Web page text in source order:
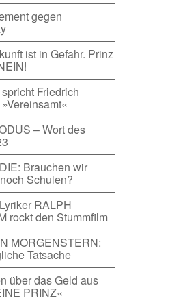
gegen
ist in Gefahr. Prinz
Friedrich
– Wort des
Brauchen wir
Schulen?
RALPH
rockt den Stummfilm
MORGENSTERN:
Tatsache
über das Geld aus
PRINZ«